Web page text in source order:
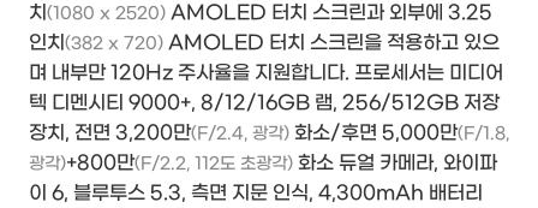
치 (1080 x 2520) AMOLED 터치 스크린과 외부에 3.25
인치 (382 x 720) AMOLED 터치 스크린을 적용하고 있으
며 내부만 120Hz 주사율을 지원합니다. 프로세서는 미디어
텍 디멘시티 9000+, 8/12/16GB 램, 256/512GB 저장
장치, 전면 3,200만(F/2.4, 광각) 화소/후면 5,000만(F/1.8,
광각)+800만(F/2.2, 112도 초광각) 화소 듀얼 카메라, 와이파
이 6, 블루투스 5.3, 측면 지문 인식, 4,300mAh 배터리